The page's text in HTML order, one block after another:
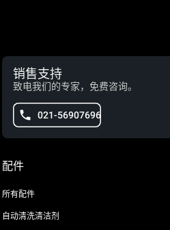
销售支持
致电我们的专家，免费咨询。
021-56907696
配件
所有配件
自动清洗清洁剂